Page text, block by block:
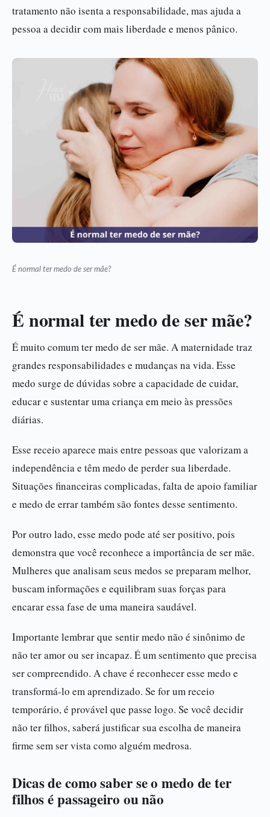
tratamento não isenta a responsabilidade, mas ajuda a
pessoa a decidir com mais liberdade e menos pânico.
É normal ter medo de ser mãe?
É normal ter medo de ser mãe?
É muito comum ter medo de ser mãe. A maternidade traz
grandes responsabilidades e mudanças na vida. Esse
medo surge de dúvidas sobre a capacidade de cuidar,
educar e sustentar uma criança em meio às pressões
diárias.
Esse receio aparece mais entre pessoas que valorizam a
independência e têm medo de perder sua liberdade.
Situações financeiras complicadas, falta de apoio familiar
e medo de errar também são fontes desse sentimento.
Por outro lado, esse medo pode até ser positivo, pois
demonstra que você reconhece a importância de ser mãe.
Mulheres que analisam seus medos se preparam melhor,
buscam informações e equilibram suas forças para
encarar essa fase de uma maneira saudável.
Importante lembrar que sentir medo não é sinônimo de
não ter amor ou ser incapaz. É um sentimento que precisa
ser compreendido. A chave é reconhecer esse medo e
transformá-lo em aprendizado. Se for um receio
temporário, é provável que passe logo. Se você decidir
não ter filhos, saberá justificar sua escolha de maneira
firme sem ser vista como alguém medrosa.
Dicas de como saber se o medo de ter
filhos é passageiro ou não